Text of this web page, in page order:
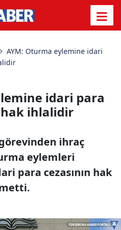
AYM: Oturma eylemine idari
idari para
hak ihlalidir
ihraç
eylemleri
para cezasının hak